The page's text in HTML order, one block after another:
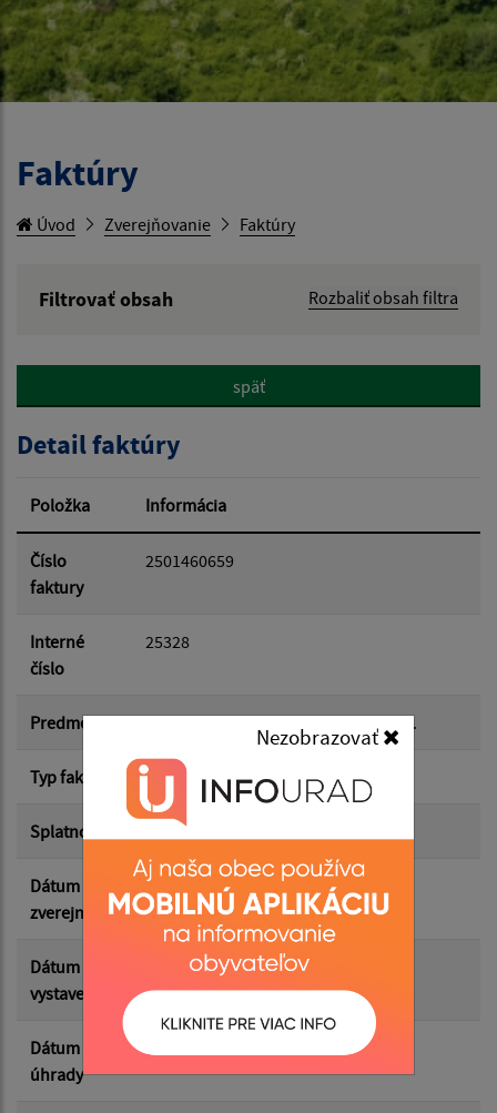
Nezobrazovať
Faktúry
Úvod Zverejňovanie Faktúry
Filtrovať obsah
Rozbaliť obsah filtra
Hľadať v:
Dátum od:
Dátum do:
Suma od:
Suma do:
Filtrovať Reset
späť
Detail faktúry
Položka Informácia
Číslo
faktury
2501460659
Interné
číslo
25328
Predmet FP:25328 1/9700199006 Fa-vodné - č.
Typ faktúry dodávateľská
Splatnosť 24.10.2025
Dátum
zverejnenia
15.10.2025
Dátum
vystavenia
24.09.2025
Dátum
úhrady
29.09.2025